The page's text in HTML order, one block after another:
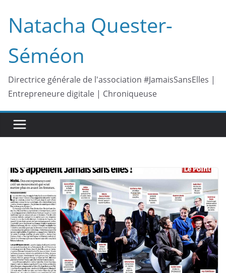
contenu
Natacha Quester-
Séméon
Directrice générale de l'association #JamaisSansElles |
Entrepreneure digitale | Chroniqueuse